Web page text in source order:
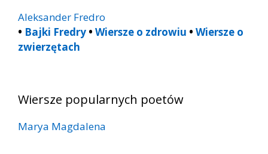
Aleksander Fredro
• Bajki Fredry • Wiersze o zdrowiu • Wiersze o
zwierzętach
Wiersze popularnych poetów
Marya Magdalena